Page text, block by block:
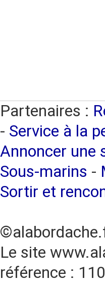
Partenaires :
- Service à la
Annoncer une
Sous-marins -
Sortir et
Le site
référence :